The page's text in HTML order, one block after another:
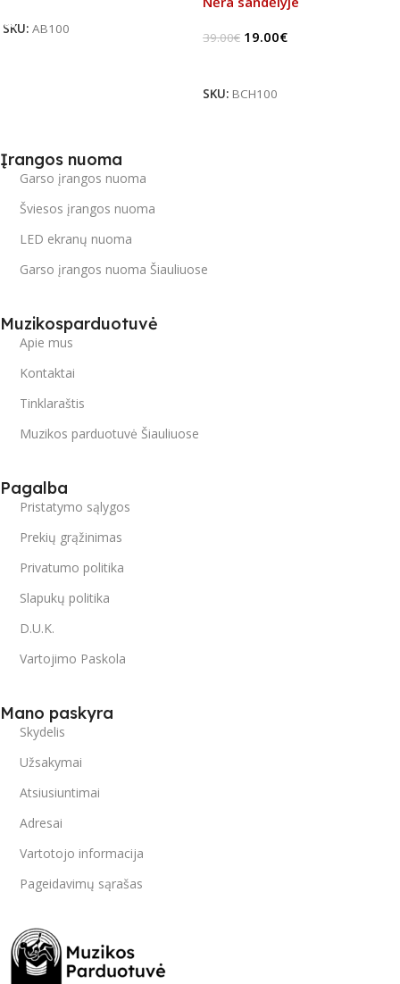
SKU: AB100
39.00€ 19.00€
SKU: BCH100
Įrangos nuoma
Garso įrangos nuoma
Šviesos įrangos nuoma
LED ekranų nuoma
Garso įrangos nuoma Šiauliuose
Muzikosparduotuvė
Apie mus
Kontaktai
Tinklaraštis
Muzikos parduotuvė Šiauliuose
Pagalba
Pristatymo sąlygos
Prekių grąžinimas
Privatumo politika
Slapukų politika
D.U.K.
Vartojimo Paskola
Mano paskyra
Skydelis
Užsakymai
Atsiusiuntimai
Adresai
Vartotojo informacija
Pageidavimų sąrašas